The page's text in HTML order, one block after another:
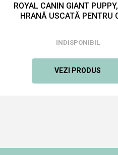
ROYAL CANIN GIANT
HRANĂ USCATĂ PENTRU
INDISPONIBIL
VEZI PRODUS